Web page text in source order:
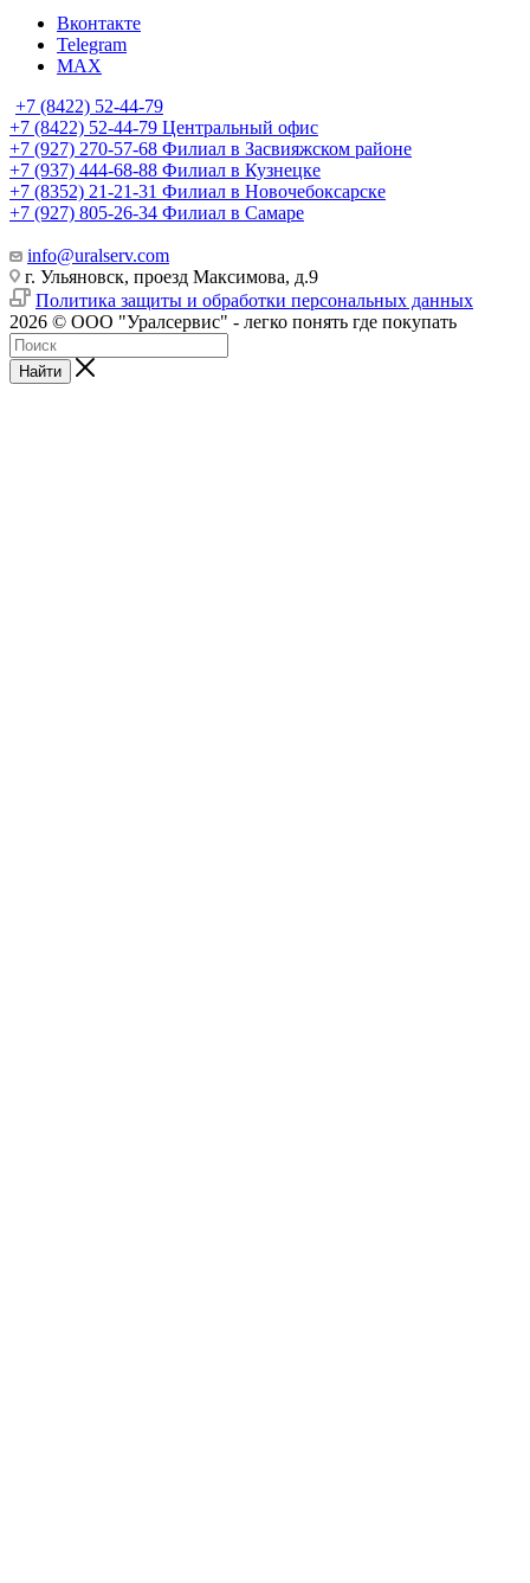
Вконтакте
Telegram
MAX
+7 (8422) 52-44-79
+7 (8422) 52-44-79 Центральный офис
+7 (927) 270-57-68 Филиал в Засвияжском районе
+7 (937) 444-68-88 Филиал в Кузнецке
+7 (8352) 21-21-31 Филиал в Новочебоксарске
+7 (927) 805-26-34 Филиал в Самаре
info@uralserv.com
г. Ульяновск, проезд Максимова, д.9
Политика защиты и обработки персональных данных
2026 © ООО "Уралсервис" - легко понять где покупать
Найти